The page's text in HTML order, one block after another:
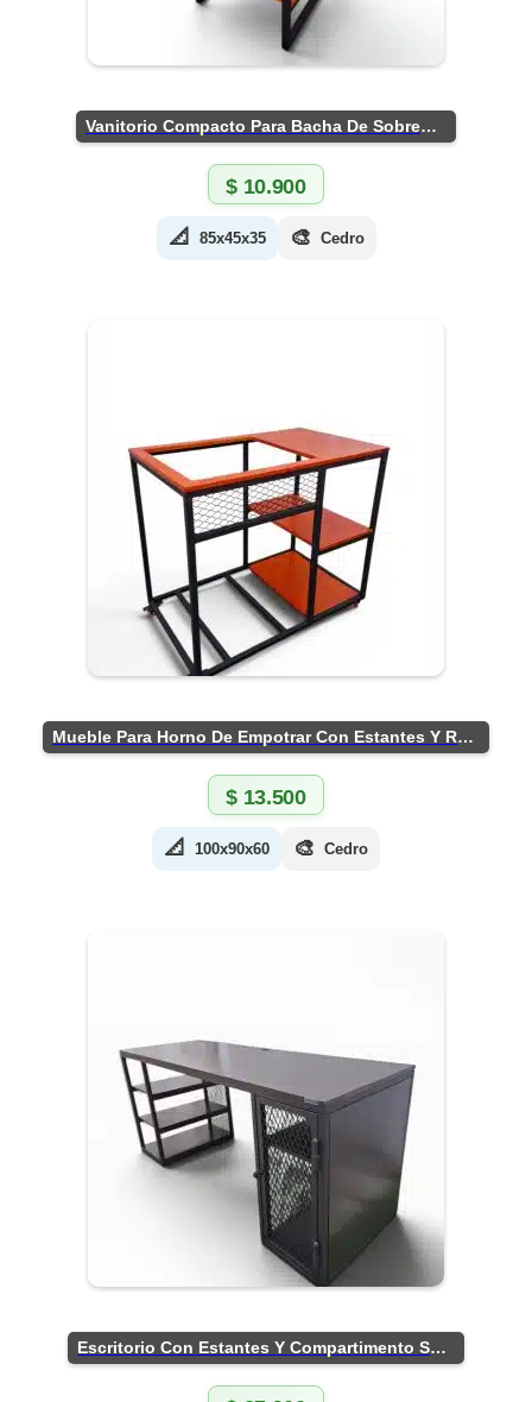
Vanitorio Compacto Para Bacha De Sobreponer
$10.900
📐 85x45x35 🎨 Cedro
Mueble Para Horno De Empotrar Con Estantes Y Ruedas
$13.500
📐 100x90x60 🎨 Cedro
Escritorio Con Estantes Y Compartimento Seguro